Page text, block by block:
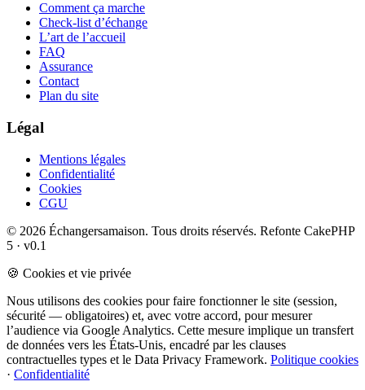
Comment ça marche
Check-list d’échange
L’art de l’accueil
FAQ
Assurance
Contact
Plan du site
Légal
Mentions légales
Confidentialité
Cookies
CGU
© 2026 Échangersamaison. Tous droits réservés. Refonte CakePHP
5 · v0.1
🍪 Cookies et vie privée
Nous utilisons des cookies pour faire fonctionner le site (session,
sécurité — obligatoires) et, avec votre accord, pour mesurer
l’audience via Google Analytics. Cette mesure implique un transfert
de données vers les États-Unis, encadré par les clauses
contractuelles types et le Data Privacy Framework. Politique cookies
· Confidentialité